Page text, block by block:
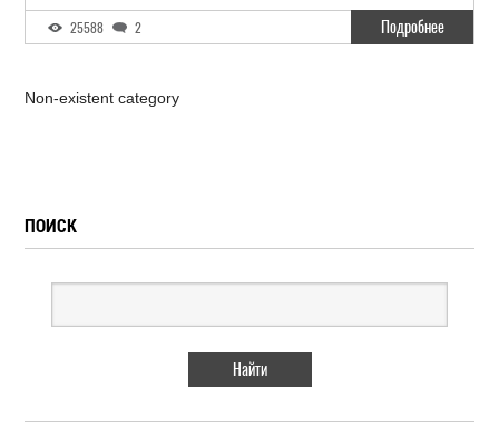
25588 2 Подробнее
Non-existent category
ПОИСК